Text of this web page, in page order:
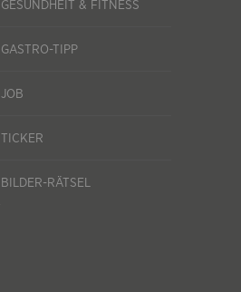
GESUNDHEIT & FITNESS
GASTRO-TIPP
JOB
TICKER
BILDER-RÄTSEL